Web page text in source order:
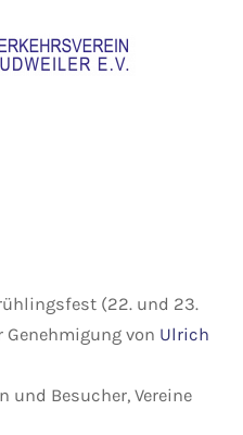
(22. und 23.
von Ulrich
und Besucher, Vereine